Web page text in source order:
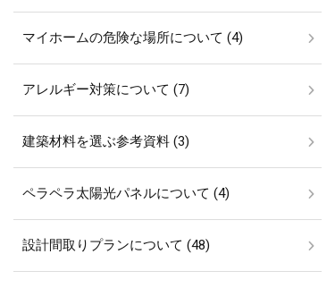
マイホームの危険な場所について (4)
アレルギー対策について (7)
建築材料を選ぶ参考資料 (3)
ペラペラ太陽光パネルについて (4)
設計間取りプランについて (48)